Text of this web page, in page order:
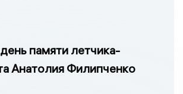
памяти летчика-
Анатолия Филипченко